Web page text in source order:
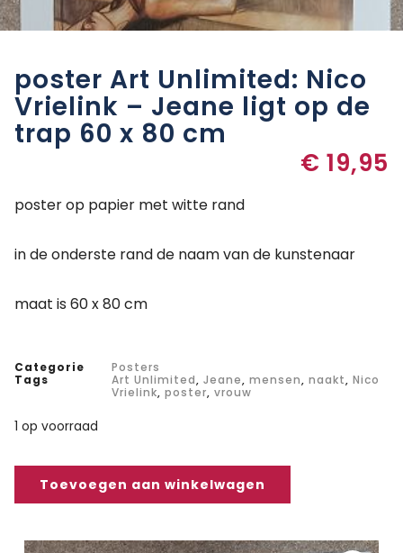
poster Art Unlimited: Nico
Vrielink – Jeane ligt op de
trap 60 x 80 cm
€ 19,95
poster op papier met witte rand
in de onderste rand de naam van de kunstenaar
maat is 60 x 80 cm
Categorie
Posters
Tags
Art Unlimited, Jeane, mensen, naakt, Nico
Vrielink, poster, vrouw
1 op voorraad
Toevoegen aan winkelwagen